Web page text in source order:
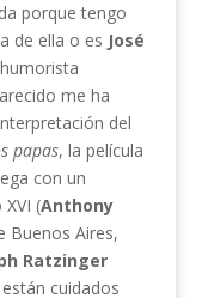
porque tengo
de ella o es José
me ha
del
papas, la película
con un
(Anthony
Buenos Aires,
Ratzinger
cuidados